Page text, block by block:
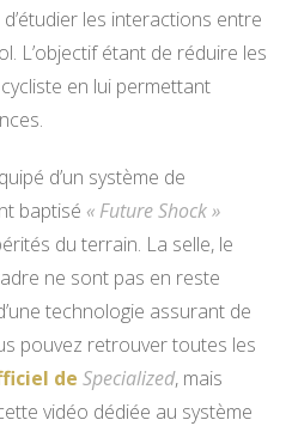
d’étudier les interactions entre
L’objectif étant de réduire les
en lui permettant
d’un système de
baptisé « Future Shock »
du terrain. La selle, le
ne sont pas en reste
technologie assurant de
pouvez retrouver toutes les
de Specialized, mais
vidéo dédiée au système